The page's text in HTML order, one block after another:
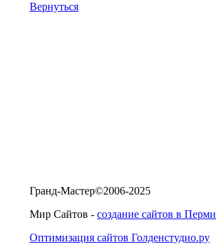
Вернуться
Гранд-Мастер©2006-2025
Мир Сайтов - создание сайтов в Перми
Оптимизация сайтов Голденстудио.ру